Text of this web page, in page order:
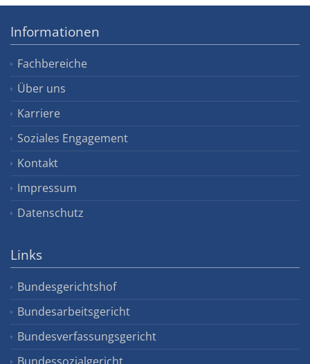
Informationen
Fachbereiche
Über uns
Karriere
Soziales Engagement
Kontakt
Impressum
Datenschutz
Links
Bundesgerichtshof
Bundesarbeitsgericht
Bundesverfassungsgericht